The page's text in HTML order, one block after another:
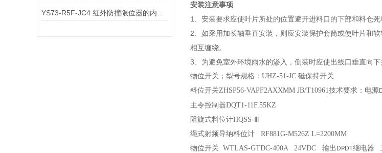
安装注意事项
1、安装要求应使叶片所处的位置避开进料口的下部和料仓
2、如采用加长轴垂直安装，则应安装保护套筒或使叶片和
相互缠绕。
3、为避免室外环境雨水的渗入，侧装时应使出线口垂直向
物位开关；型号规格： UHZ-51-JC 磁保持开关
料位开关ZHSP56-VAPF2AXXMM JB/T10961技术要求：电源
主令控制器DQT1-11F.55KZ
阻旋式料位计HQSS-
绳式射频导纳料位计 RF881G-M526Z L=2200MM
物位开关 WTLAS-GTDC-400A 24VDC 输出 DPDT继电器